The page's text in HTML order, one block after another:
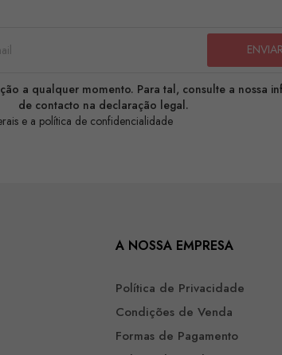
a qualquer momento. Para tal, consulte a nossa
de contacto na declaração legal.
e a política de confidencialidade
A NOSSA EMPRESA
Política de Privacidade
Condições de Venda
Formas de Pagamento